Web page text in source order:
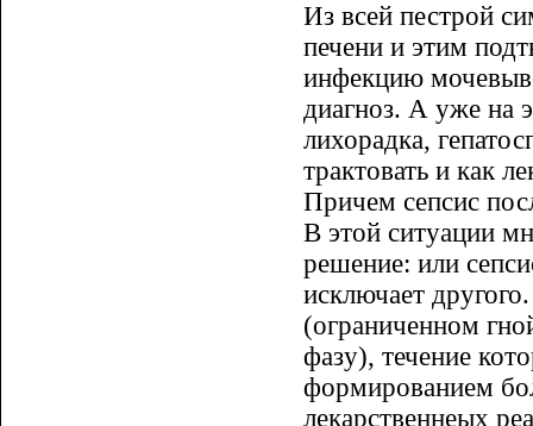
Из всей пестрой
печени и этим
инфекцию
диагноз. А уже на
лихорадка,
трактовать и как
Причем сепсис
В этой ситуации
решение: или
исключает
(ограниченном
фазу), течение
формированием
лекарственнеых